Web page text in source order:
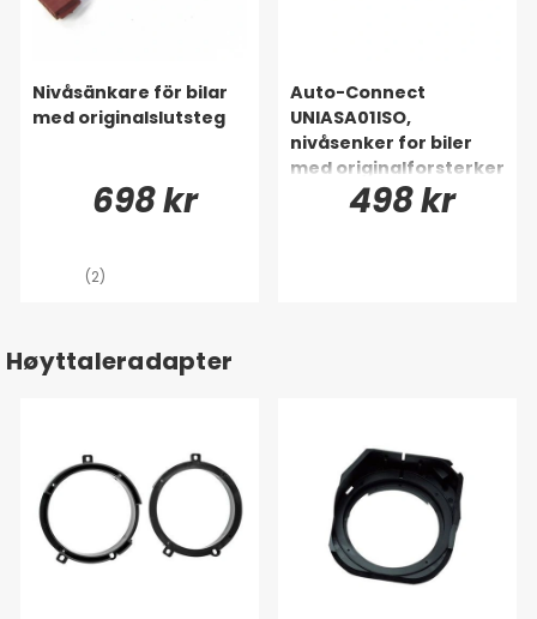
Nivåsänkare för bilar
med originalslutsteg
698 kr
(2)
Auto-Connect
UNIASA01ISO,
nivåsenker for biler
med originalforsterker
498 kr
Høyttaleradapter